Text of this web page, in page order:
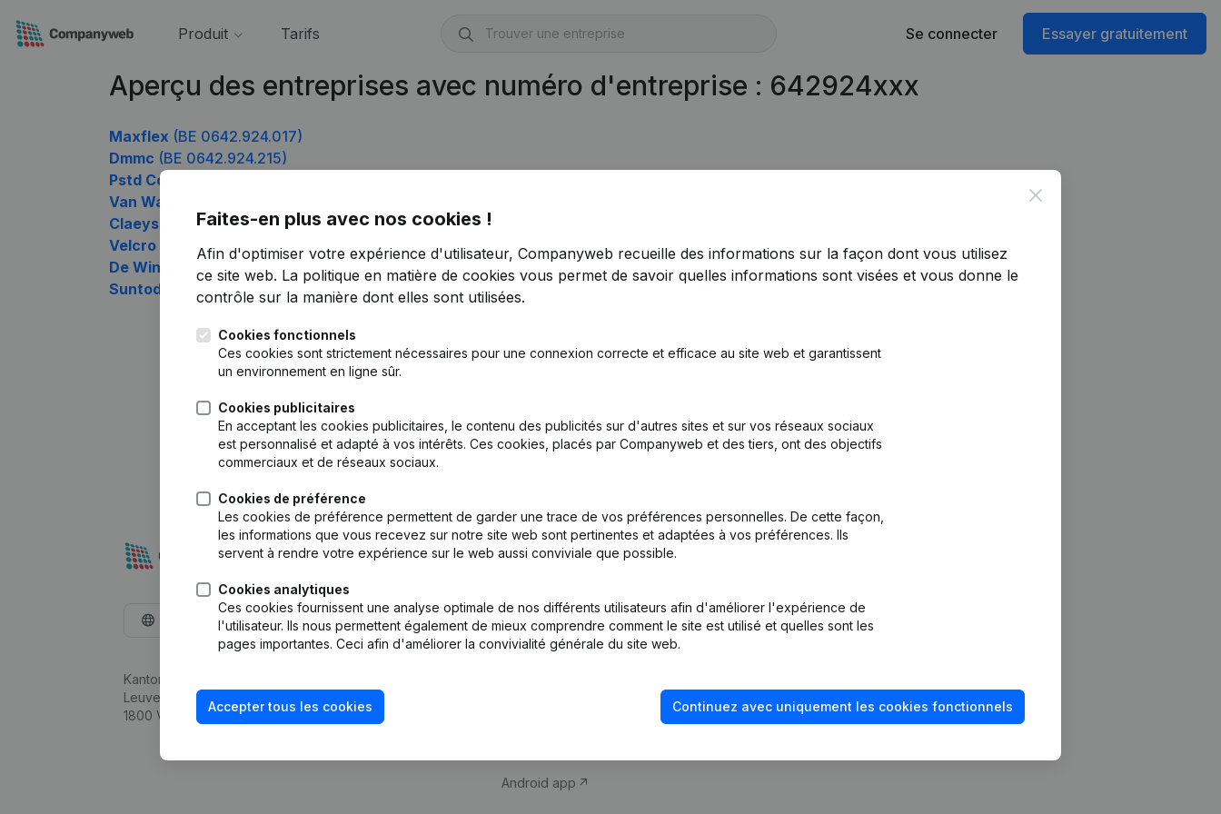
Produit Tarifs Se connecter Essayer gratuitement
Aperçu des entreprises avec numéro d'entreprise : 642924xxx
Maxflex (BE 0642.924.017)
Dmmc (BE 0642.924.215)
Pstd Consult
Van Waes Consulting
Claeyssens en Couckuyt(BE 0642.924.512)
Velcro Holdings Belgium (BE 0642.924.611)
De Windmolen
(BE 0642.924.809)
Suntoday
(BE 0642.924.908)
Close
Faites-en plus avec nos cookies !
Afin d'optimiser votre expérience d'utilisateur, Companyweb recueille des informations sur la façon dont vous utilisez
ce site web. La politique en matière de cookies vous permet de savoir quelles informations sont visées et vous donne le
contrôle sur la manière dont elles sont utilisées.
Cookies fonctionnels
Ces cookies sont strictement nécessaires pour une connexion correcte et efficace au site web et garantissent
un environnement en ligne sûr.
Cookies publicitaires
En acceptant les cookies publicitaires, le contenu des publicités sur d'autres sites et sur vos réseaux sociaux
est personnalisé et adapté à vos intérêts. Ces cookies, placés par Companyweb et des tiers, ont des objectifs
commerciaux et de réseaux sociaux.
Cookies de préférence
Les cookies de préférence permettent de garder une trace de vos préférences personnelles. De cette façon,
les informations que vous recevez sur notre site web sont pertinentes et adaptées à vos préférences. Ils
servent à rendre votre expérience sur le web aussi conviviale que possible.
Cookies analytiques
Ces cookies fournissent une analyse optimale de nos différents utilisateurs afin d'améliorer l'expérience de
l'utilisateur. Ils nous permettent également de mieux comprendre comment le site est utilisé et quelles sont les
pages importantes. Ceci afin d'améliorer la convivialité générale du site web.
Accepter tous les cookies Continuez avec uniquement les cookies fonctionnels
Français
Kantorenpark Everest
Leuvensesteenweg 248D,
1800 Vilvoorde
Produit
d’entreprise
Monitoring
Android app
fraude
Consulter des comptes annuels
Vérification de la solvabilité